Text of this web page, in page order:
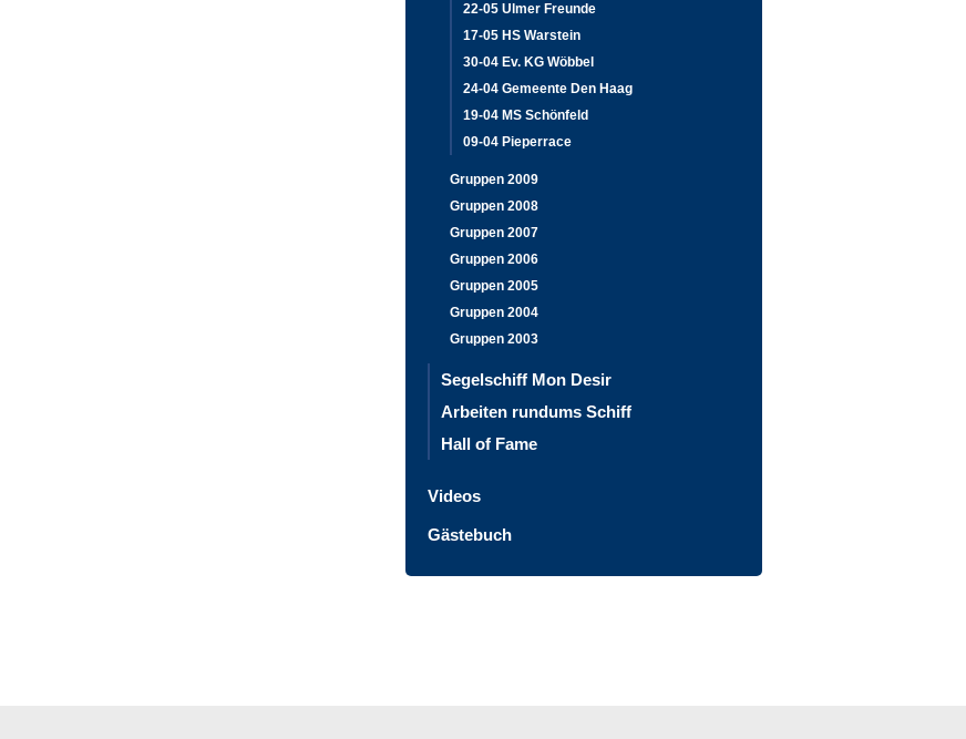
22-05 Ulmer Freunde
17-05 HS Warstein
30-04 Ev. KG Wöbbel
24-04 Gemeente Den Haag
19-04 MS Schönfeld
09-04 Pieperrace
Gruppen 2009
Gruppen 2008
Gruppen 2007
Gruppen 2006
Gruppen 2005
Gruppen 2004
Gruppen 2003
Segelschiff Mon Desir
Arbeiten rundums Schiff
Hall of Fame
Videos
Gästebuch